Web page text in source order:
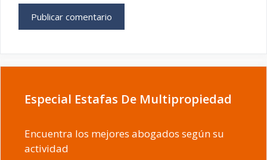
Especial Estafas De Multipropiedad
Encuentra los mejores abogados según su
actividad